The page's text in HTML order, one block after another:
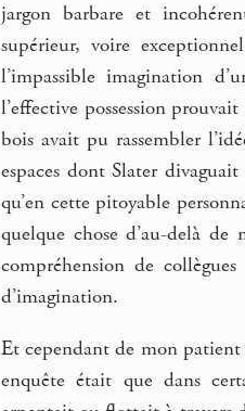
jargon barbare et
supérieur, voire
l’impassible imagination
l’effective possession
bois avait pu rassembler
espaces dont Slater
qu’en cette pitoyable
quelque chose d’au-delà
compréhension de
d’imagination.
Et cependant de mon
enquête était que dans